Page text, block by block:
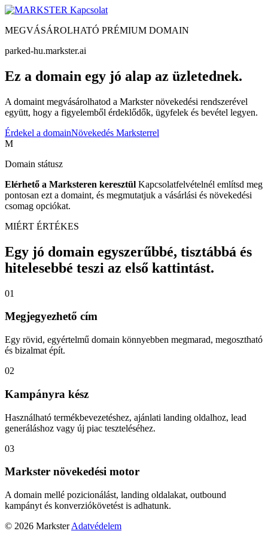
Kapcsolat
MEGVÁSÁROLHATÓ PRÉMIUM DOMAIN
parked-hu.markster.ai
Ez a domain egy jó alap az üzletednek.
A domaint megvásárolhatod a Markster növekedési rendszerével
együtt, hogy a figyelemből érdeklődők, ügyfelek és bevétel legyen.
Érdekel a domainNövekedés Marksterrel
M
Domain státusz
Elérhető a Marksteren keresztül Kapcsolatfelvételnél említsd meg
pontosan ezt a domaint, és megmutatjuk a vásárlási és növekedési
csomag opciókat.
MIÉRT ÉRTÉKES
Egy jó domain egyszerűbbé, tisztábbá és
hitelesebbé teszi az első kattintást.
01
Megjegyezhető cím
Egy rövid, egyértelmű domain könnyebben megmarad, megosztható
és bizalmat épít.
02
Kampányra kész
Használható termékbevezetéshez, ajánlati landing oldalhoz, lead
generáláshoz vagy új piac teszteléséhez.
03
Markster növekedési motor
A domain mellé pozicionálást, landing oldalakat, outbound
kampányt és konverziókövetést is adhatunk.
© 2026 Markster Adatvédelem